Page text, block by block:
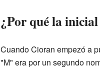
¿Por qué la
Cuando Cioran empezó a
"M" era por un segundo